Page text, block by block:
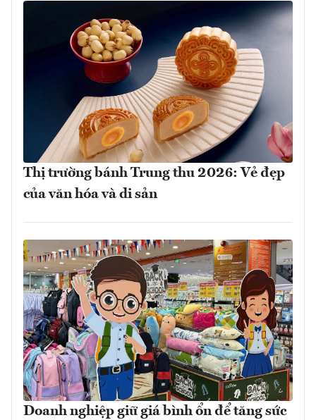
Thị trường bánh Trung thu 2026: Vẻ đẹp
của văn hóa và di sản
Doanh nghiệp giữ giá bình ổn để tăng sức